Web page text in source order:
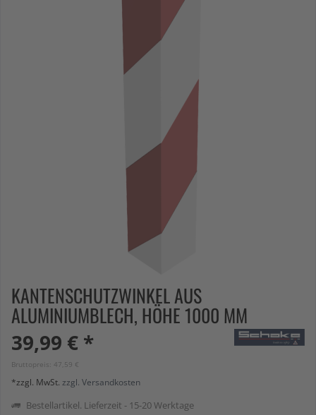
KANTENSCHUTZWINKEL AUS
ALUMINIUMBLECH, HÖHE 1000 MM
39,99 € *
Bruttopreis: 47,59 €
*zzgl. MwSt. zzgl. Versandkosten
Bestellartikel. Lieferzeit - 15-20 Werktage